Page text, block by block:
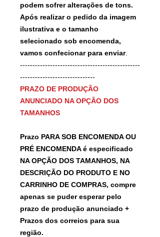
podem sofrer alterações de tons.
Após realizar o pedido da imagem
ilustrativa e o tamanho
selecionado sob encomenda,
vamos confecionar para enviar.
------------------------------------------------
------------------------------
PRAZO DE PRODUÇÃO
ANUNCIADO NA OPÇÃO DOS
TAMANHOS
Prazo PARA SOB ENCOMENDA OU
PRÉ ENCOMENDA é especificado
NA OPÇÃO DOS TAMANHOS, NA
DESCRIÇÃO DO PRODUTO E NO
CARRINHO DE COMPRAS, compre
apenas se puder esperar pelo
prazo de produção anunciado +
Prazos dos correios para sua
região.